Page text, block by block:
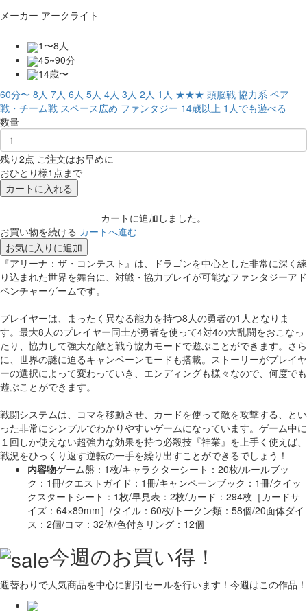
メーカー アークライト
1〜8人
45~90分
14歳〜
60分〜 8人 7人 6人 5人 4人 3人 2人 1人 ★★★ 頭脳戦 協力系 ペア
戦・チーム戦 スペース広め ファンタジー 14歳以上 1人でも遊べる
数量
残り2点 ご注文はお早めに
おひとり様1点まで
カートに入れる
カートに追加しました。
お買い物を続ける カートへ進む
お気に入りに追加
『アリーナ：ザ・コンテスト』は、ドラゴンを中心とした非常に深く練
り込まれた世界を舞台に、対戦・協力プレイが可能なファンタジーアド
ベンチャーゲームです。
プレイヤーは、まったく異なる能力を持つ8人の勇者の1人となりま
す。最大8人のプレイヤー同士が勇者を使って4対4の大乱闘をおこなっ
たり、協力して強大な敵と戦う協力モードで遊ぶことができます。さら
に、世界の謎に迫るキャンペーンモードも搭載。ストーリーがプレイヤ
ーの選択によって変わっていき、エンディングも様々なので、何度でも
遊ぶことができます。
戦闘システムは、コマを移動させ、カードを使って敵を攻撃する、とい
った非常にシンプルでわかりやすいゲームになっています。ゲーム中に
１回しか使えない超強力な効果を持つ必殺技『神業』を上手く使えば、
戦況をひっくり返す逆転の一手を繰り出すことができるでしょう！
内容物ゲーム盤：1枚/キャラクターシート：20枚/ルールブッ
ク：1冊/クエストガイド：1冊/キャンペーンブック：1冊/クイッ
クスタートシート：1枚/早見表：2枚/カード：294枚［カードサ
イズ：64×89mm］/タイル：60枚/トークン類：58個/20面体ダイ
ス：2個/コマ：32体/色付きリング：12個
今週のお買い得！
週替わりで人気商品を中心に割引セールを行います！今週はこの作品！